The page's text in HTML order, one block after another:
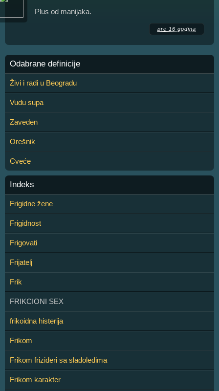
Plus od manijaka.
pre 16 godina
Odabrane definicije
Živi i radi u Beogradu
Vudu supa
Zaveden
Orešnik
Cveće
Indeks
Frigidne žene
Frigidnost
Frigovati
Frijatelj
Frik
FRIKCIONI SEX
frikoidna histerija
Frikom
Frikom frizideri sa sladoledima
Frikom karakter